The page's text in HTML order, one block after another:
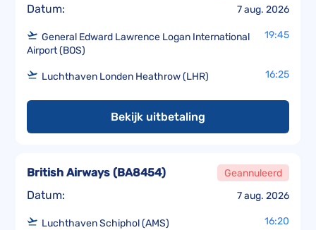
Datum: 7 aug. 2026
General Edward Lawrence Logan International
Airport (BOS)
19:45
Luchthaven Londen Heathrow (LHR) 16:25
Bekijk uitbetaling
Datum: 7 aug. 2026
British Airways (BA8454) Geannuleerd
Luchthaven Schiphol (AMS) 16:20